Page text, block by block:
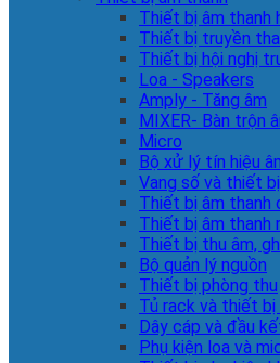
Thiết bị âm thanh
Thiết bị truyền
Thiết bị hội nghị
Loa - Speakers
Amply - Tăng âm
MIXER- Bàn trộn
Micro
Bộ xử lý tín hiệu
Vang số và thiết
Thiết bị âm thanh
Thiết bị âm thanh
Thiết bị thu âm,
Bộ quản lý nguồn
Thiết bị phòng thu
Tủ rack và thiết
Dây cáp và đầu
Phụ kiện loa và